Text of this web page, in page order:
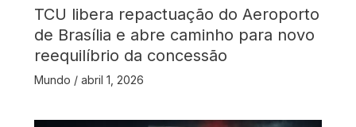
TCU libera repactuação do Aeroporto
de Brasília e abre caminho para novo
reequilíbrio da concessão
Mundo / abril 1, 2026